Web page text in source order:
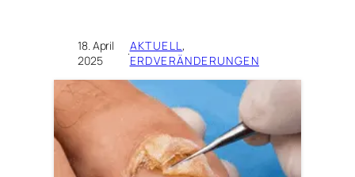
18. April
2025
·AKTUELL
ERDVERÄNDERUNGEN